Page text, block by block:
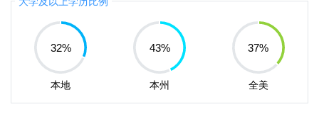
32%
本地
43%
本州
37%
全美